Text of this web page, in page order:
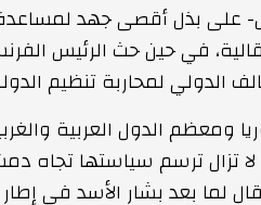
على بذل أقصى جهد
في حين حث الرئيس
الدولي لمحاربة تنظيم
في ذلك سوريا ومعظم الدول العربية
لا تزال ترسم سياستها تجاه
لما بعد بشار الأسد في